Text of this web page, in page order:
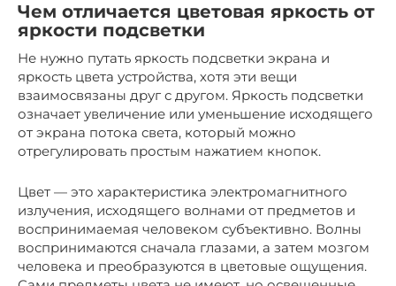
Чем отличается цветовая яркость от
яркости подсветки
Не нужно путать яркость подсветки экрана и
яркость цвета устройства, хотя эти вещи
взаимосвязаны друг с другом. Яркость подсветки
означает увеличение или уменьшение исходящего
от экрана потока света, который можно
отрегулировать простым нажатием кнопок.
Цвет — это характеристика электромагнитного
излучения, исходящего волнами от предметов и
воспринимаемая человеком субъективно. Волны
воспринимаются сначала глазами, а затем мозгом
человека и преобразуются в цветовые ощущения.